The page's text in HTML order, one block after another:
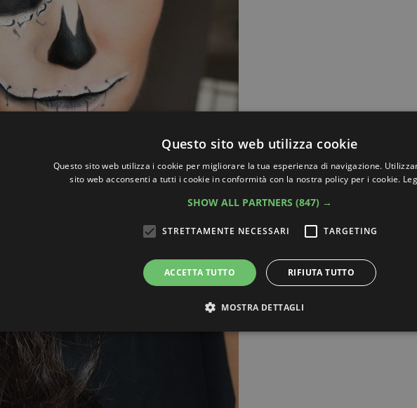
Questo sito web utilizza cookie
Questo sito web utilizza i cookie per migliorare la tua esperienza di navigazione.
sito web acconsenti a tutti i cookie in conformità con la nostra policy per i cookie.
SHOW ALL PARTNERS (847) →
STRETTAMENTE NECESSARI TARGETING
ACCETTA TUTTO RIFIUTA TUTTO
MOSTRA DETTAGLI
Strettamente necessari
I cookie strettamente necessari consentono le funzionalità principali del sito web come l'accesso dell'utente e la
web non può essere utilizzato correttamente senza i cookie strettamente necessari.